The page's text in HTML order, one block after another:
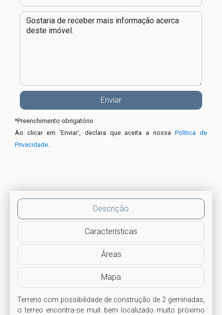
*Preenchimento obrigatório
Ao clicar em 'Enviar', declara que aceita a nossaPolítica de
Privacidade
Descrição
Características
Áreas
Mapa
Terreno com possibilidade de construção de 2 geminadas,
o terreo encontra-se muit bem localizado muito próximo